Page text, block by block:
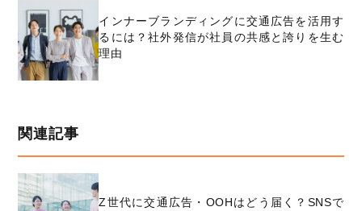
インナーブランディングに交通広告を活用す
るには？社外発信が社員の共感と誇りを生む
理由
関連記事
Z世代に交通広告・OOHはどう届く？SNSで